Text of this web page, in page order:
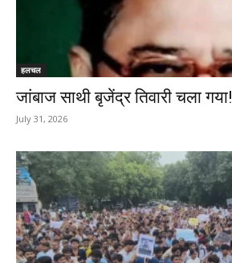
हलचल
जांबाज साथी बृजेंद्र तिवारी चला गया!
July 31, 2026